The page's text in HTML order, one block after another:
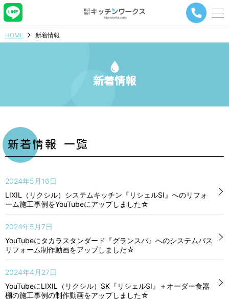
メ
ー
ン
HOME 新着情報
新着情報
新着情報 一覧
2024年5月16日
LIXIL（リクシル）システムキッチン『リシェルSI』へのリフォ
ーム施工事例をYouTubeにアップしました☆
2024年5月7日
YouTubeにタカラスタンダード『グランスパ』へのシステムバス
リフォーム制作動画をアップしました☆
2024年4月27日
YouTubeにLIXIL（リクシル）SK『リシェルSI』＋オーダー食器
棚の施工事例の制作動画をアップしました☆